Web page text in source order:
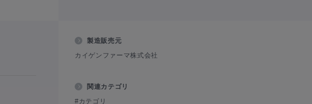
製造販売元
カイゲンファーマ株式会社
関連カテゴリ
#カテゴリ